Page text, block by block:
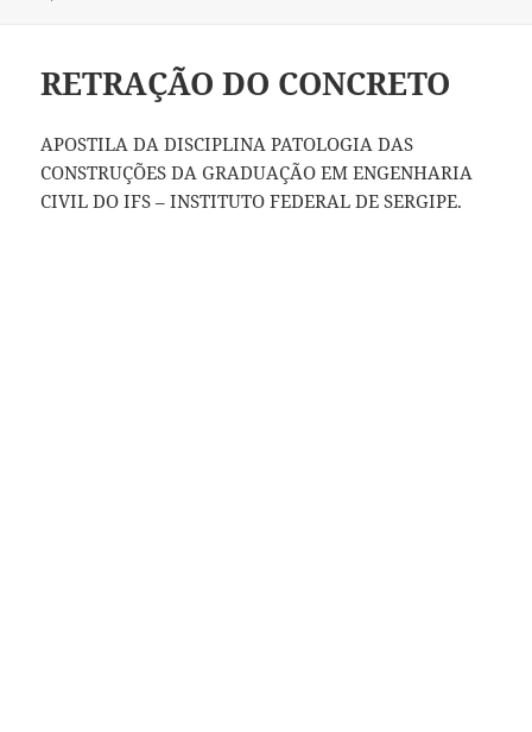
RETRAÇÃO DO CONCRETO
APOSTILA DA DISCIPLINA PATOLOGIA DAS
CONSTRUÇÕES DA GRADUAÇÃO EM ENGENHARIA
CIVIL DO IFS – INSTITUTO FEDERAL DE SERGIPE.